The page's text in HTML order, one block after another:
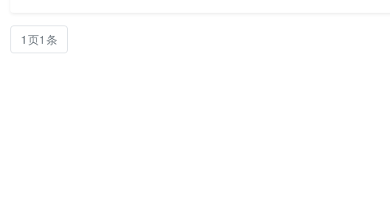
1页1条